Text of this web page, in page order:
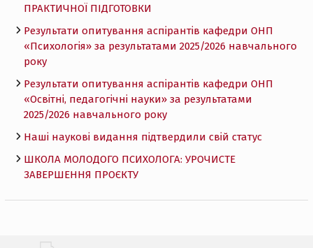
ПРАКТИЧНОЇ ПІДГОТОВКИ
Результати опитування аспірантів кафедри ОНП
«Психологія» за результатами 2025/2026 навчального
року
Результати опитування аспірантів кафедри ОНП
«Освітні, педагогічні науки» за результатами
2025/2026 навчального року
Наші наукові видання підтвердили свій статус
ШКОЛА МОЛОДОГО ПСИХОЛОГА: УРОЧИСТЕ
ЗАВЕРШЕННЯ ПРОЄКТУ